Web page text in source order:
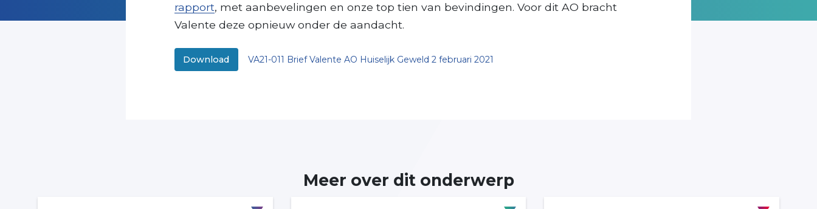
rapport, met aanbevelingen en onze top tien van bevindingen. Voor dit AO bracht
Valente deze opnieuw onder de aandacht.
VA21-011 Brief Valente AO Huiselijk Geweld 2 februari 2021
Download
Meer over dit onderwerp